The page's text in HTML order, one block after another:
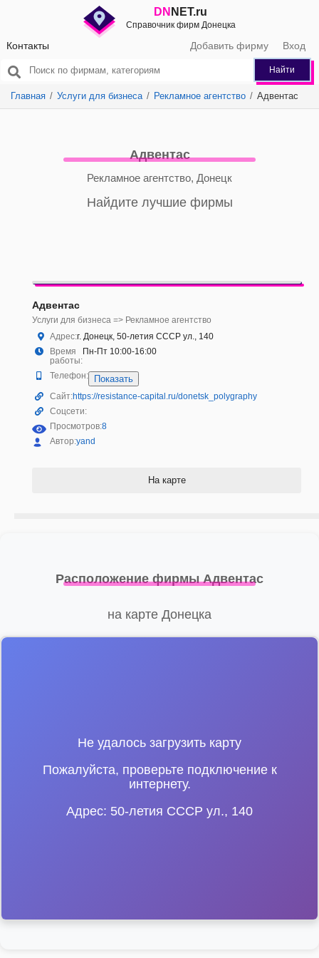
DN NET.ru
Справочник фирм Донецка
Контакты Добавить фирму Вход
Найти
Главная Услуги для бизнеса Рекламное агентство Адвентас
Адвентас
Рекламное агентство, Донецк
Найдите лучшие фирмы
Адвентас
Услуги для бизнеса => Рекламное агентство
Адрес:г. Донецк, 50-летия СССР ул., 140
Время
работы:
Пн-Пт 10:00-16:00
Телефон: Показать
Сайт:https://resistance-capital.ru/donetsk_polygraphy
Соцсети:
Просмотров:8
Автор:yand
На карте
Расположение фирмы Адвентас
на карте Донецка
Не удалось загрузить карту
Пожалуйста, проверьте подключение к
интернету.
Адрес: 50-летия СССР ул., 140